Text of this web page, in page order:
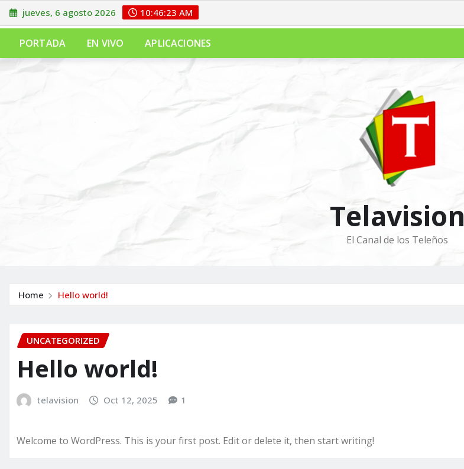
jueves, 6 agosto 2026 10:46:23 AM
PORTADA EN VIVO APLICACIONES
Telavision
El Canal de los Teleños
Home Hello world!
UNCATEGORIZED
Hello world!
telavision Oct 12, 2025 1
Welcome to WordPress. This is your first post. Edit or delete it, then start writing!